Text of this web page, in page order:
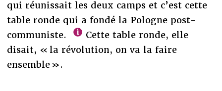
qui réunissait les deux camps et c’est cette
table ronde qui a fondé la Pologne post-
communiste.
Cette table ronde, elle
disait, « la révolution, on va la faire
ensemble ».